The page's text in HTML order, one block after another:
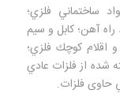
ساختماني فلزي؛
آهن؛ كابل و سيم‌
اقلام كوچك فلزي؛
شده از فلزات عادي
حاوی فلزات.